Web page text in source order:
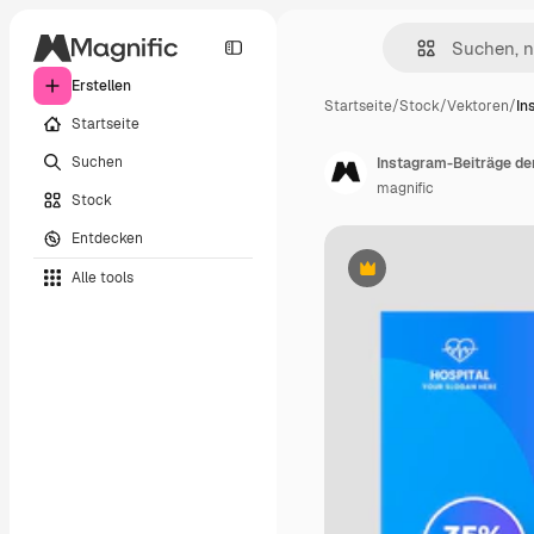
Erstellen
Startseite
Suchen
Stock
Entdecken
Alle tools
Startseite/Stock/Vektoren/
Premium
Instagram-Beiträge
magnific